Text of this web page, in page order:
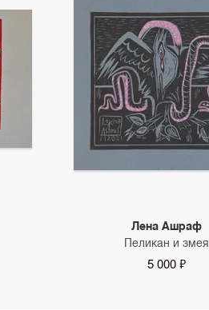
Лена Ашраф
Пеликан и змея
5 000 ₽